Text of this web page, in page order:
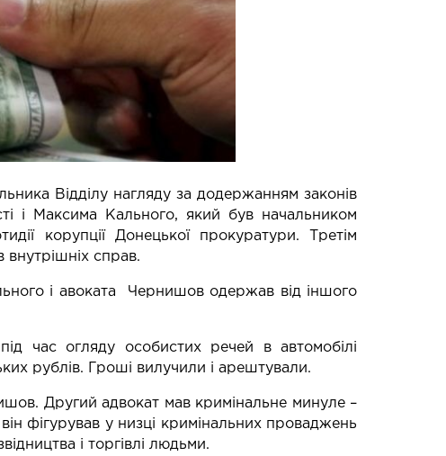
Відділу нагляду за додержанням законів
і Максима Кального, який був начальником
корупції Донецької прокуратури. Третім
справ.
і авоката Чернишов одержав від іншого
час огляду особистих речей в автомобілі
рублів. Гроші вилучили і арештували.
Другий адвокат мав кримінальне минуле –
фігурував у низці кримінальних проваджень
і торгівлі людьми.